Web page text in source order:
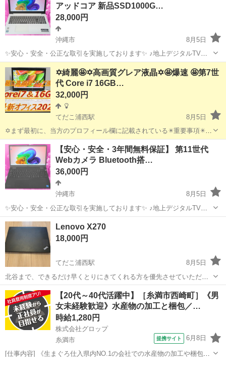
アッドコア 新品SSD1000G…
28,000円
沖縄市
8月5日
✨安心・安全・公正な取引を実施しております✨ ♪地上デジタルTVチ
ューナー♪ ☑️テレビ番組をパソコンで観れる・撮れる！ ☑️電子番組表
対応！ 録画予約もＯＫ！ ☑️オプション 500円 *️⃣✴️取引場所は、...
沖縄 沖縄市 ノートパソコン
✡️綺麗🤩✡️高画質グレア液晶✡️🤩爆速 🤩第7世
代 Core i7 16GB…
32,000円
てだこ浦西駅
8月5日
✡️まず最初に、当方のプロフィール欄に記載されている✴️重要事項✴️を
必ずご覧くださいますよう、お願いします。 ✡️液晶パネルはビジネス
ノートに搭載されているノングレア液晶とは違い、高輝度でガラスの
ようにキラキラして...
沖縄 沖縄市 てだこ浦西駅 ノートパソコン 512GB
【安心・安全・3年間無料保証】 第11世代
Webカメラ Bluetooth搭…
36,000円
沖縄市
8月5日
✨安心・安全・公正な取引を実施しております✨ ♪地上デジタルTVチ
ューナー♪ ☑️テレビ番組をパソコンで観れる・撮れる！ ☑️電子番組表
沖縄 沖縄市
Lenovo X270
18,000円
てだこ浦西駅
8月5日
北谷まで、できるだけ早くとりにきてくれる方を優先させていただき
ます。 よろしくおねがいします。
沖縄 中頭郡 てだこ浦西駅 ノートパソコン
【20代～40代活躍中】［糸満市西崎町］《男
女未経験歓迎》水産物の加工と梱包／…
時給1,280円
株式会社グロップ
糸満市
提携サイト 6月8日
[仕事内容] 《生まぐろ仕入県内NO.1の会社での水産物の加工や梱包》